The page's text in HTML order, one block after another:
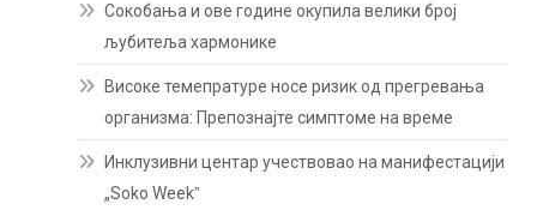
Сокобања и ове године окупила велики број
љубитеља хармонике
Високе темепратуре носе ризик од прегревања
организма: Препознајте симптоме на време
Инклузивни центар учествовао на манифестацији
„Soko Weekˮ